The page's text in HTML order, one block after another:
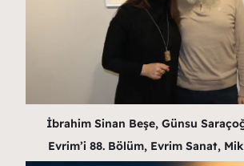
İbrahim Sinan Beşe, Günsu
Evrim’i 88. Bölüm, Evrim Sanat,